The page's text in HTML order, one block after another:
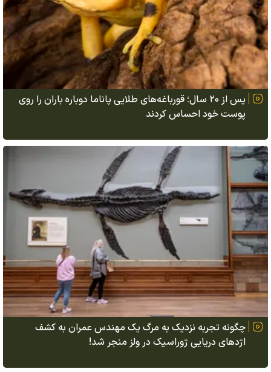
پس از ۲۰ سال؛ قورباغه‌های طلایی پاناما دوباره باران را روی
پوست خود احساس کردند
چگونه تجربه نزدیک به مرگ یک مهندس عمران به کشف
اژد‌های دریایی ژوراسیک در ولز منجر شد!